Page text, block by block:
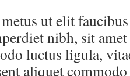
ut elit
nibh, sit
luctus ligula,
aliquet